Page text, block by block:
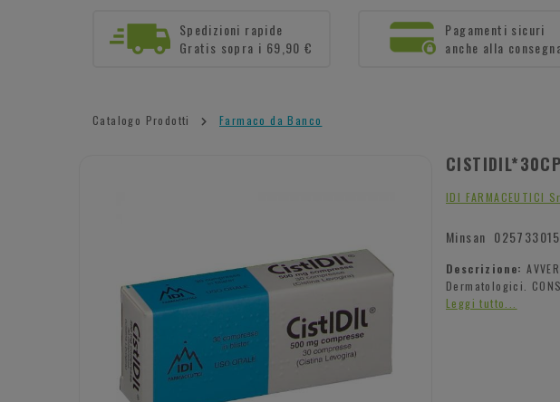
Spedizioni rapide
Gratis sopra i 69,90 €
Pagamenti sicuri
anche alla
Catalogo Prodotti Farmaco da Banco
IDI FARMACEUTICI
Minsan 025733015
Descrizione:
Dermatologici.
Leggi tutto...